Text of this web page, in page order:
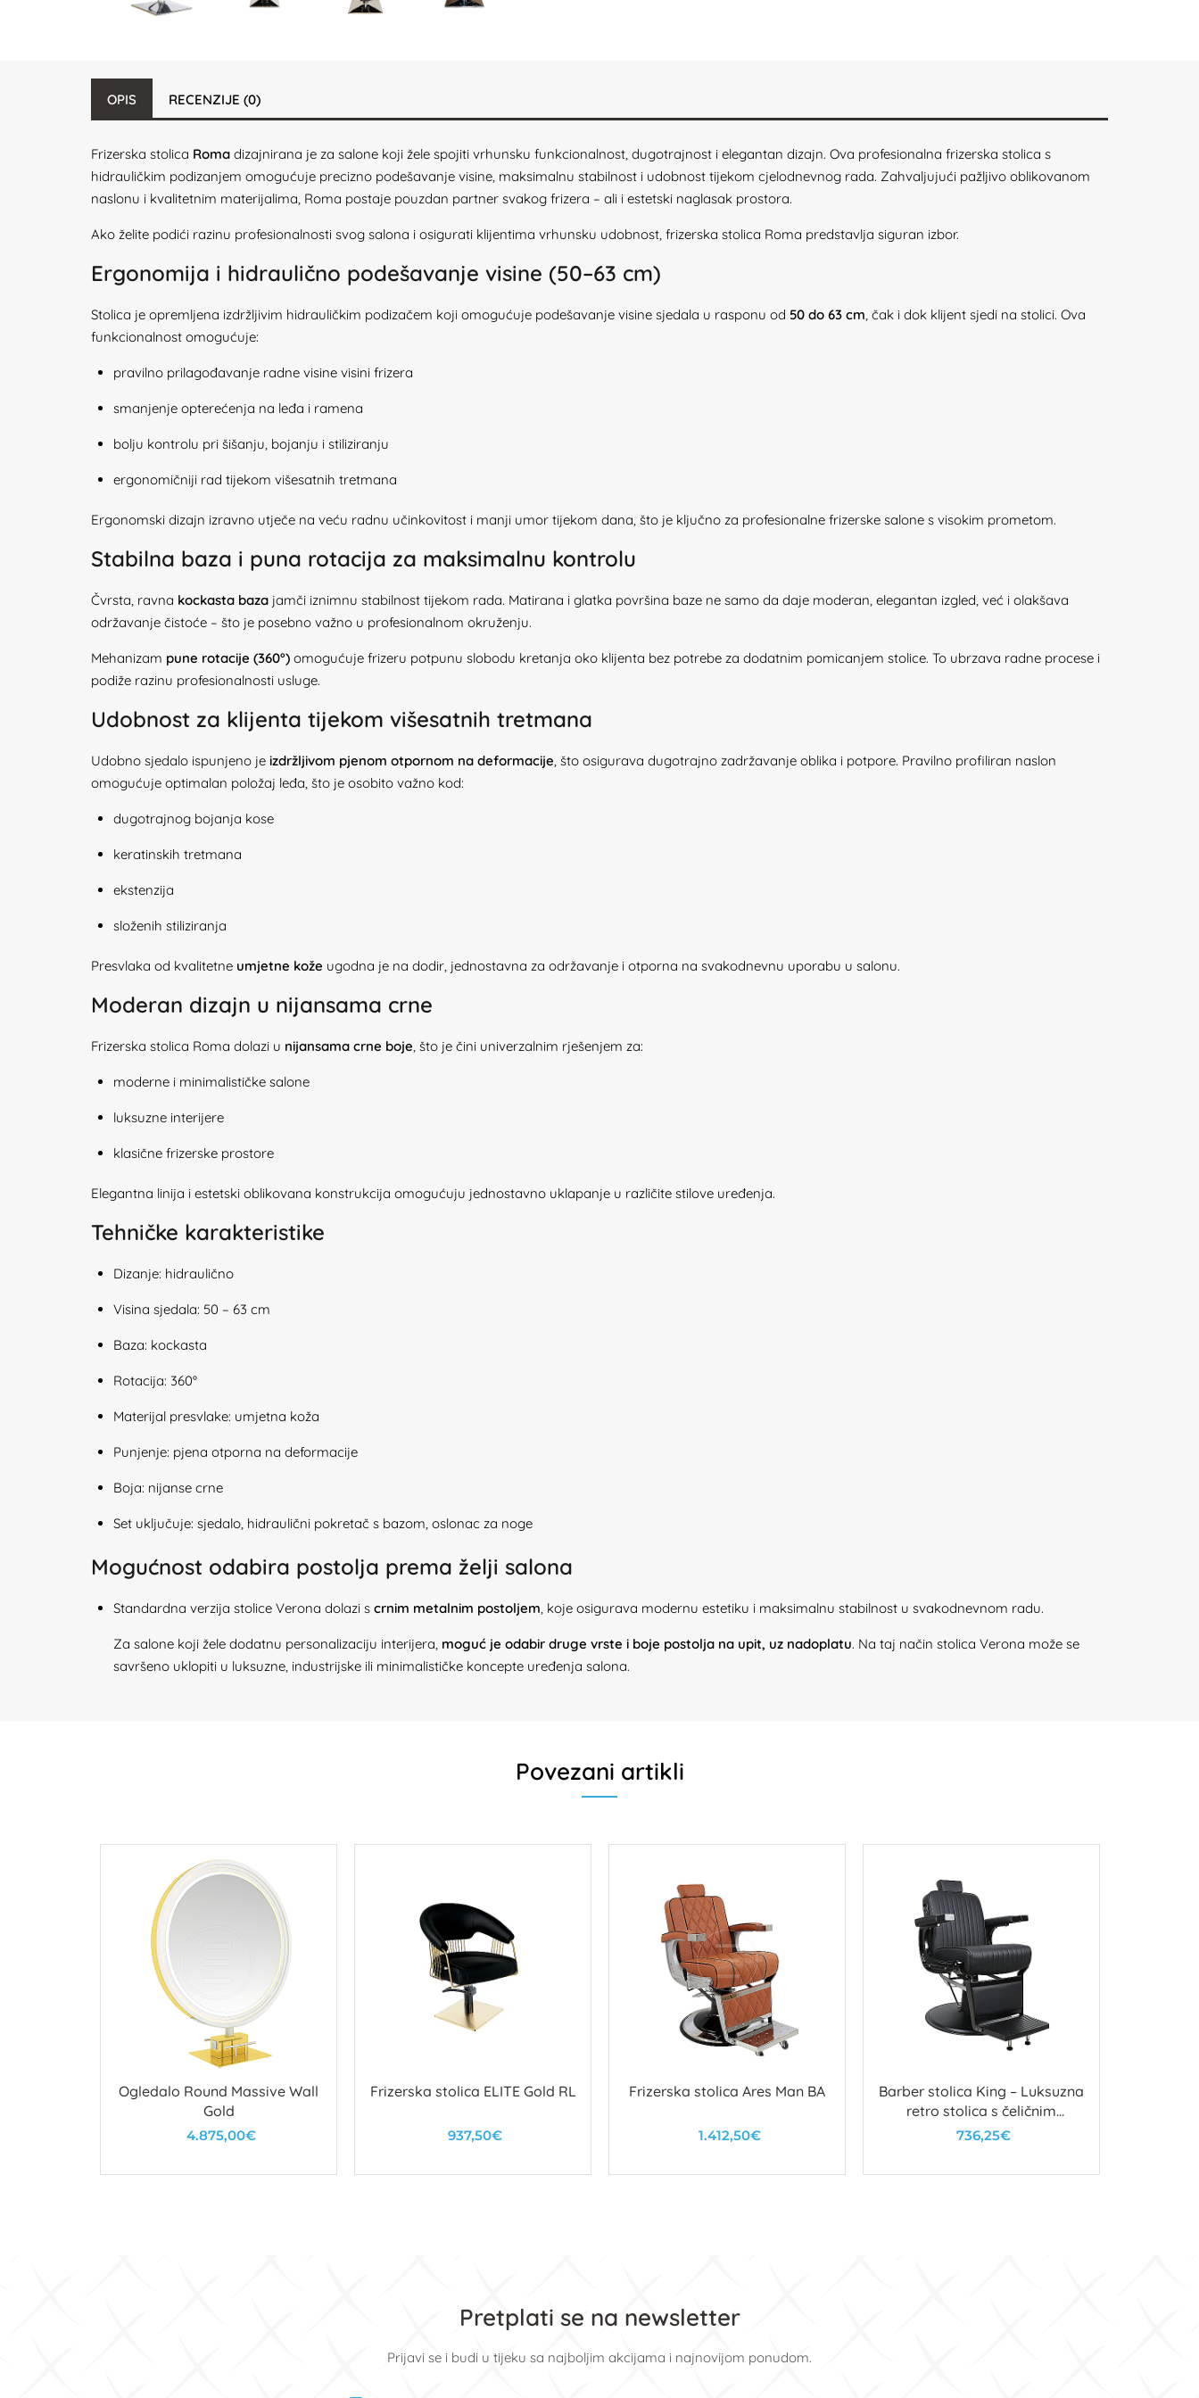
OPIS RECENZIJE (0)
Frizerska stolica Roma dizajnirana je za salone koji žele spojiti vrhunsku funkcionalnost, dugotrajnost i elegantan dizajn. Ova profesionalna frizerska stolica s
hidrauličkim podizanjem omogućuje precizno podešavanje visine, maksimalnu stabilnost i udobnost tijekom cjelodnevnog rada. Zahvaljujući pažljivo oblikovanom
naslonu i kvalitetnim materijalima, Roma postaje pouzdan partner svakog frizera – ali i estetski naglasak prostora.
Ako želite podići razinu profesionalnosti svog salona i osigurati klijentima vrhunsku udobnost, frizerska stolica Roma predstavlja siguran izbor.
Ergonomija i hidraulično podešavanje visine (50–63 cm)
Stolica je opremljena izdržljivim hidrauličkim podizačem koji omogućuje podešavanje visine sjedala u rasponu od 50 do 63 cm, čak i dok klijent sjedi na stolici. Ova
funkcionalnost omogućuje:
pravilno prilagođavanje radne visine visini frizera
smanjenje opterećenja na leđa i ramena
bolju kontrolu pri šišanju, bojanju i stiliziranju
ergonomičniji rad tijekom višesatnih tretmana
Ergonomski dizajn izravno utječe na veću radnu učinkovitost i manji umor tijekom dana, što je ključno za profesionalne frizerske salone s visokim prometom.
Stabilna baza i puna rotacija za maksimalnu kontrolu
Čvrsta, ravna kockasta baza jamči iznimnu stabilnost tijekom rada. Matirana i glatka površina baze ne samo da daje moderan, elegantan izgled, već i olakšava
održavanje čistoće – što je posebno važno u profesionalnom okruženju.
Mehanizam pune rotacije (360°) omogućuje frizeru potpunu slobodu kretanja oko klijenta bez potrebe za dodatnim pomicanjem stolice. To ubrzava radne procese i
podiže razinu profesionalnosti usluge.
Udobnost za klijenta tijekom višesatnih tretmana
Udobno sjedalo ispunjeno je izdržljivom pjenom otpornom na deformacije, što osigurava dugotrajno zadržavanje oblika i potpore. Pravilno profiliran naslon
omogućuje optimalan položaj leđa, što je osobito važno kod:
dugotrajnog bojanja kose
keratinskih tretmana
ekstenzija
složenih stiliziranja
Presvlaka od kvalitetne umjetne kože ugodna je na dodir, jednostavna za održavanje i otporna na svakodnevnu uporabu u salonu.
Moderan dizajn u nijansama crne
Frizerska stolica Roma dolazi u nijansama crne boje, što je čini univerzalnim rješenjem za:
moderne i minimalističke salone
luksuzne interijere
klasične frizerske prostore
Elegantna linija i estetski oblikovana konstrukcija omogućuju jednostavno uklapanje u različite stilove uređenja.
Tehničke karakteristike
Dizanje: hidraulično
Visina sjedala: 50 – 63 cm
Baza: kockasta
Rotacija: 360°
Materijal presvlake: umjetna koža
Punjenje: pjena otporna na deformacije
Boja: nijanse crne
Set uključuje: sjedalo, hidraulični pokretač s bazom, oslonac za noge
Mogućnost odabira postolja prema želji salona
Standardna verzija stolice Verona dolazi s crnim metalnim postoljem, koje osigurava modernu estetiku i maksimalnu stabilnost u svakodnevnom radu.
Za salone koji žele dodatnu personalizaciju interijera, moguć je odabir druge vrste i boje postolja na upit, uz nadoplatu. Na taj način stolica Verona može se
savršeno uklopiti u luksuzne, industrijske ili minimalističke koncepte uređenja salona.
Povezani artikli
Ogledalo Round Massive Wall
Gold
4.875,00€
U košaricu
Frizerska stolica ELITE Gold RL
937,50€
U košaricu
Frizerska stolica Ares Man BA
1.412,50€
U košaricu
Barber stolica King – Luksuzna
retro stolica s čeličnim
okvirom i detaljima
736,25€
U košaricu
Pretplati se na newsletter
Prijavi se i budi u tijeku sa najboljim akcijama i najnovijom ponudom.